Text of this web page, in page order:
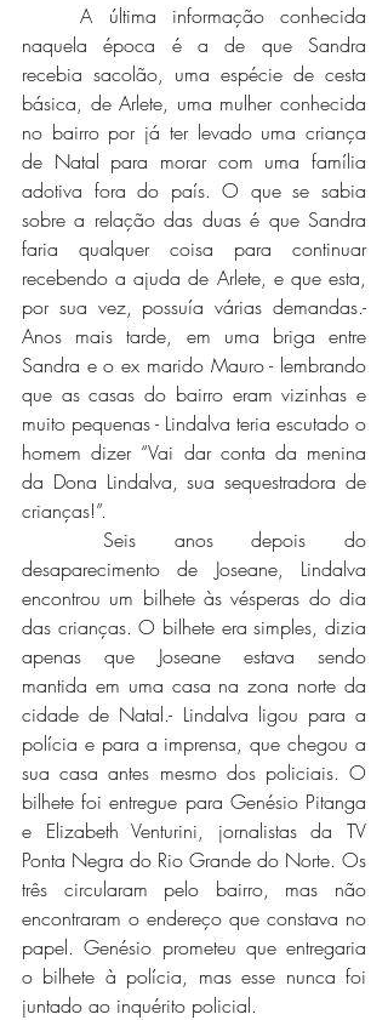
	A última informação conhecida
naquela época é a de que Sandra
recebia sacolão, uma espécie de cesta
básica, de Arlete, uma mulher conhecida
no bairro por já ter levado uma criança
de Natal para morar com uma família
adotiva fora do país. O que se sabia
sobre a relação das duas é que Sandra
faria qualquer coisa para continuar
recebendo a ajuda de Arlete, e que esta,
por sua vez, possuía várias demandas.-
Anos mais tarde, em uma briga entre
Sandra e o ex marido Mauro - lembrando
que as casas do bairro eram vizinhas e
muito pequenas - Lindalva teria escutado o
homem dizer “Vai dar conta da menina
da Dona Lindalva, sua sequestradora de
crianças!”.
desaparecimento de Joseane, Lindalva
encontrou um bilhete às vésperas do dia
das crianças. O bilhete era simples, dizia
apenas que Joseane estava sendo
mantida em uma casa na zona norte da
cidade de Natal.- Lindalva ligou para a
polícia e para a imprensa, que chegou a
sua casa antes mesmo dos policiais. O
bilhete foi entregue para Genésio Pitanga
e Elizabeth Venturini, jornalistas da TV
Ponta Negra do Rio Grande do Norte. Os
três circularam pelo bairro, mas não
encontraram o endereço que constava no
papel. Genésio prometeu que entregaria
o bilhete à polícia, mas esse nunca foi
juntado ao inquérito policial.